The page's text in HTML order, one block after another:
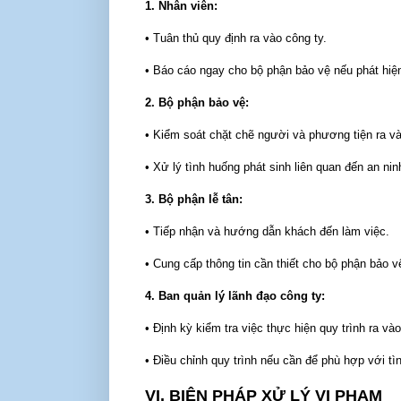
1. Nhân viên:
• Tuân thủ quy định ra vào công ty.
• Báo cáo ngay cho bộ phận bảo vệ nếu phát
2. Bộ phận bảo vệ:
• Kiểm soát chặt chẽ người và phương tiện ra
• Xử lý tình huống phát sinh liên quan đến an
3. Bộ phận lễ tân:
• Tiếp nhận và hướng dẫn khách đến làm việc.
• Cung cấp thông tin cần thiết cho bộ phận bảo
4. Ban quản lý lãnh đạo công ty:
• Định kỳ kiểm tra việc thực hiện quy trình ra
• Điều chỉnh quy trình nếu cần để phù hợp với
VI. BIỆN PHÁP XỬ LÝ VI PHẠM